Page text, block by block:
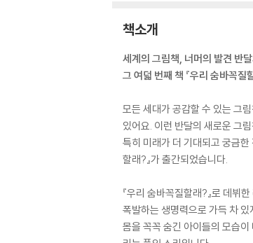
책소개
세계의 그림책, 너머의 발견 반
그 여덟 번째 책 『우리 숨바꼭
모든 세대가 공감할 수 있는 그
있어요. 이런 반달의 새로운 그
특히 미래가 더 기대되고 궁금
할래?』가 출간되었습니다.
『우리 숨바꼭질할래?』로 데
폭발하는 생명력으로 가득 차
몸을 꼭꼭 숨긴 아이들의 모습